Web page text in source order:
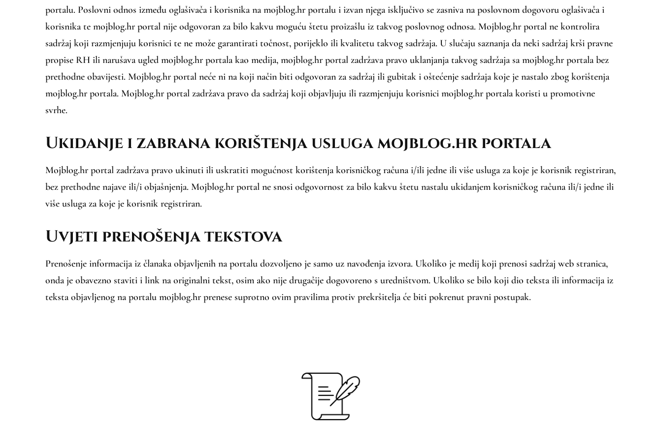
portalu. Poslovni odnos između oglašivača i korisnika na mojblog.hr portalu i izvan njega isključivo se zasniva na poslovnom dogovoru oglašivača i
korisnika te mojblog.hr portal nije odgovoran za bilo kakvu moguću štetu proizašlu iz takvog poslovnog odnosa. Mojblog.hr portal ne kontrolira
sadržaj koji razmjenjuju korisnici te ne može garantirati točnost, porijeklo ili kvalitetu takvog sadržaja. U slučaju saznanja da neki sadržaj krši pravne
propise RH ili narušava ugled mojblog.hr portala kao medija, mojblog.hr portal zadržava pravo uklanjanja takvog sadržaja sa mojblog.hr portala bez
prethodne obavijesti. Mojblog.hr portal neće ni na koji način biti odgovoran za sadržaj ili gubitak i oštećenje sadržaja koje je nastalo zbog korištenja
mojblog.hr portala. Mojblog.hr portal zadržava pravo da sadržaj koji objavljuju ili razmjenjuju korisnici mojblog.hr portala koristi u promotivne
svrhe.
Ukidanje i zabrana korištenja usluga mojblog.hr portala
Mojblog.hr portal zadržava pravo ukinuti ili uskratiti mogućnost korištenja korisničkog računa i/ili jedne ili više usluga za koje je korisnik registriran,
bez prethodne najave ili/i objašnjenja. Mojblog.hr portal ne snosi odgovornost za bilo kakvu štetu nastalu ukidanjem korisničkog računa ili/i jedne ili
više usluga za koje je korisnik registriran.
Uvjeti prenošenja tekstova
Prenošenje informacija iz članaka objavljenih na portalu dozvoljeno je samo uz navođenja izvora. Ukoliko je medij koji prenosi sadržaj web stranica,
onda je obavezno staviti i link na originalni tekst, osim ako nije drugačije dogovoreno s uredništvom. Ukoliko se bilo koji dio teksta ili informacija iz
teksta objavljenog na portalu mojblog.hr prenese suprotno ovim pravilima protiv prekršitelja će biti pokrenut pravni postupak.